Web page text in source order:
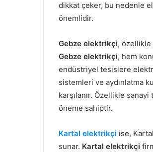
dikkat çeker, bu nedenle
önemlidir.
Gebze elektrikçi, özellikle
Gebze elektrikçi, hem
endüstriyel tesislere
sistemleri ve aydınlatma
karşılanır. Özellikle
öneme sahiptir.
Kartal elektrikçi ise,
sunar. Kartal elektrikçi